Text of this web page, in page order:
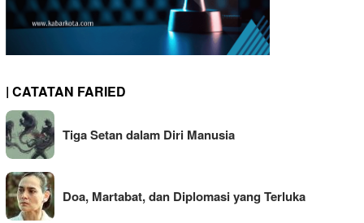
| CATATAN FARIED
Tiga Setan dalam Diri Manusia
Doa, Martabat, dan Diplomasi yang Terluka